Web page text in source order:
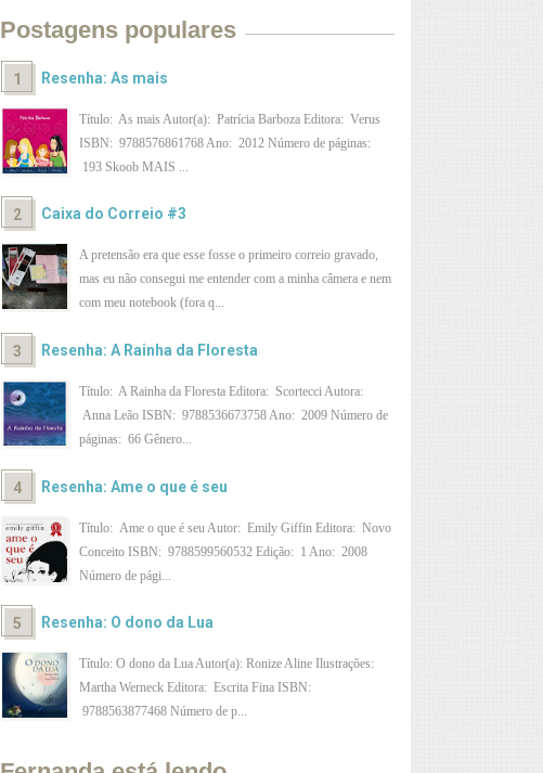
Postagens populares
Resenha: As mais
Título: As mais Autor(a): Patrícia Barboza Editora: Verus
ISBN: 9788576861768 Ano: 2012 Número de páginas:
193 Skoob MAIS ...
Caixa do Correio #3
A pretensão era que esse fosse o primeiro correio gravado,
mas eu não consegui me entender com a minha câmera e nem
com meu notebook (fora q...
Resenha: A Rainha da Floresta
Título: A Rainha da Floresta Editora: Scortecci Autora:
Anna Leão ISBN: 9788536673758 Ano: 2009 Número de
páginas: 66 Gênero...
Resenha: Ame o que é seu
Título: Ame o que é seu Autor: Emily Giffin Editora: Novo
Conceito ISBN: 9788599560532 Edição: 1 Ano: 2008
Número de pági...
Resenha: O dono da Lua
Título: O dono da Lua Autor(a): Ronize Aline Ilustrações:
Martha Werneck Editora: Escrita Fina ISBN:
9788563877468 Número de p...